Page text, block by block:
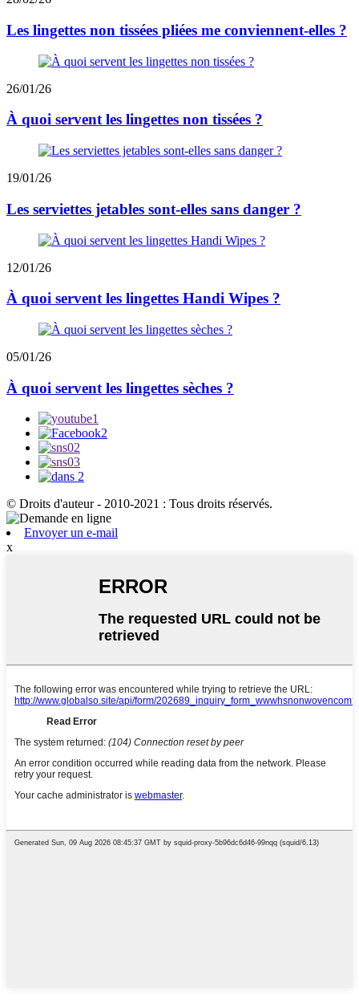
Les lingettes non tissées pliées me conviennent-elles ?
26/01/26
À quoi servent les lingettes non tissées ?
19/01/26
Les serviettes jetables sont-elles sans danger ?
12/01/26
À quoi servent les lingettes Handi Wipes ?
05/01/26
À quoi servent les lingettes sèches ?
© Droits d'auteur - 2010-2021 : Tous droits réservés.
Envoyer un e-mail
x